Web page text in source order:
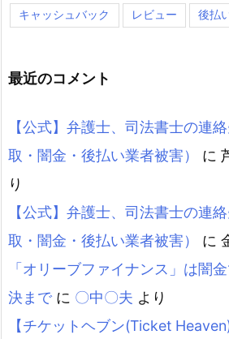
キャッシュバック レビュー 後払
最近のコメント
【公式】弁護士、司法書士の連
取・闇金・後払い業者被害）
に
り
【公式】弁護士、司法書士の連
取・闇金・後払い業者被害）
に
「オリーブファイナンス」は闇
決までに 〇中〇夫 より
【チケットヘブン(Ticket